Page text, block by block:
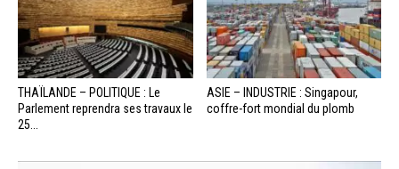
THAÏLANDE – POLITIQUE : Le
Parlement reprendra ses travaux le
25...
ASIE – INDUSTRIE : Singapour,
coffre-fort mondial du plomb